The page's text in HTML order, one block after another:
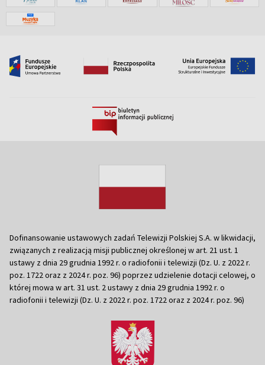
Dofinansowanie ustawowych zadań Telewizji Polskiej S.A. w likwidacji,
związanych z realizacją misji publicznej określonej w art. 21 ust. 1
ustawy z dnia 29 grudnia 1992 r. o radiofonii i telewizji (Dz. U. z 2022 r.
poz. 1722 oraz z 2024 r. poz. 96) poprzez udzielenie dotacji celowej, o
której mowa w art. 31 ust. 2 ustawy z dnia 29 grudnia 1992 r. o
radiofonii i telewizji (Dz. U. z 2022 r. poz. 1722 oraz z 2024 r. poz. 96)